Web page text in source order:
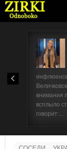
внимания
всплыло
говорит:...